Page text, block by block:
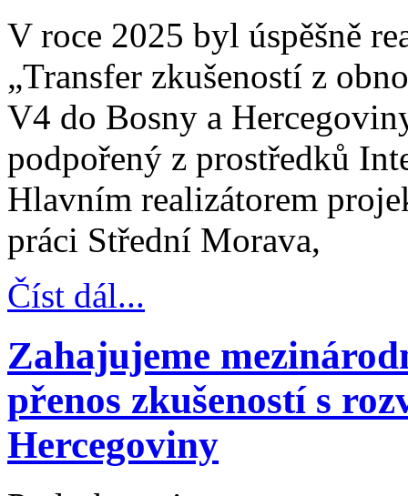
V roce 2025 byl úspěšně
„Transfer zkušeností z
V4 do Bosny a
podpořený z prostředků
Hlavním realizátorem
práci Střední Morava,
Číst dál...
Zahajujeme
přenos zkušeností s
Hercegoviny